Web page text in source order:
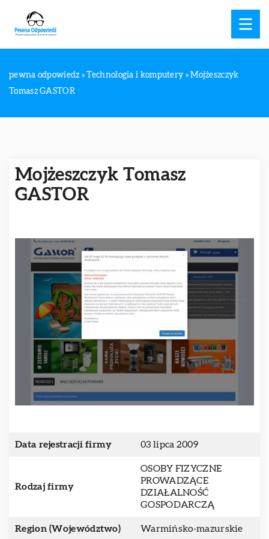
pewna odpowiedz »Technologia i komputery »Mojżeszczyk
Tomasz GASTOR
Mojżeszczyk Tomasz
GASTOR
Data rejestracji firmy 03 lipca 2009
Rodzaj firmy
OSOBY FIZYCZNE
PROWADZĄCE
DZIAŁALNOŚĆ
GOSPODARCZĄ
Region (Województwo) Warmińsko-mazurskie